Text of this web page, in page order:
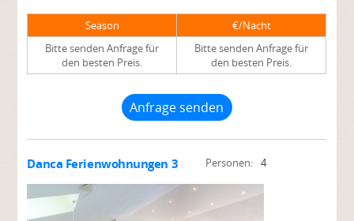
Season
€/Nacht
Bitte senden Anfrage für
den besten Preis.
Bitte senden Anfrage für
den besten Preis.
Anfrage senden
Danca Ferienwohnungen 3 Personen: 4